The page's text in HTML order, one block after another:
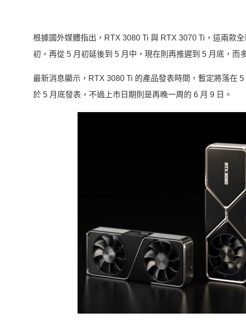
根據國外媒體指出，RTX 3080 Ti 與 RTX 3070 Ti，這兩款
初，再從 5 月初延後到 5 月中，現在則再推遲到 5 月底，而
最新消息顯示，RTX 3080 Ti 的產品發表時間，暫定將落在
於 5 月底發表，不過上市日期則是再晚一周的 6 月 9 日。